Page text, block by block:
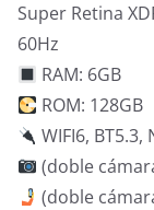
Super Retina
60Hz
RAM: 6GB
ROM: 128GB
WIFI6, BT5.3,
(doble
(doble